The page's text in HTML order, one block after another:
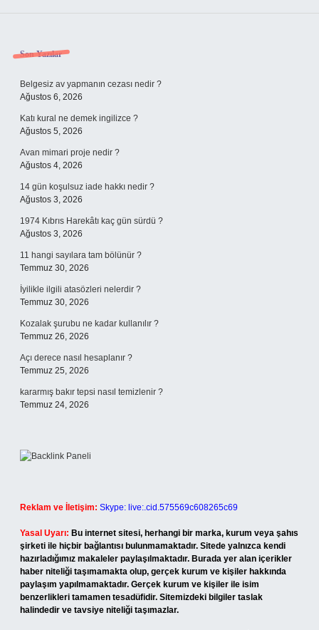
Sidebar
Son Yazılar
Belgesiz av yapmanın cezası nedir ?
Ağustos 6, 2026
Katı kural ne demek ingilizce ?
Ağustos 5, 2026
Avan mimari proje nedir ?
Ağustos 4, 2026
14 gün koşulsuz iade hakkı nedir ?
Ağustos 3, 2026
1974 Kıbrıs Harekâtı kaç gün sürdü ?
Ağustos 3, 2026
11 hangi sayılara tam bölünür ?
Temmuz 30, 2026
İyilikle ilgili atasözleri nelerdir ?
Temmuz 30, 2026
Kozalak şurubu ne kadar kullanılır ?
Temmuz 26, 2026
Açı derece nasıl hesaplanır ?
Temmuz 25, 2026
kararmış bakır tepsi nasıl temizlenir ?
Temmuz 24, 2026
Reklam ve İletişim: Skype: live:.cid.575569c608265c69
Yasal Uyarı: Bu internet sitesi, herhangi bir marka, kurum veya şahıs
şirketi ile hiçbir bağlantısı bulunmamaktadır. Sitede yalnızca kendi
hazırladığımız makaleler paylaşılmaktadır. Burada yer alan içerikler
haber niteliği taşımamakta olup, gerçek kurum ve kişiler hakkında
paylaşım yapılmamaktadır. Gerçek kurum ve kişiler ile isim
benzerlikleri tamamen tesadüfidir. Sitemizdeki bilgiler taslak
halindedir ve tavsiye niteliği taşımazlar.